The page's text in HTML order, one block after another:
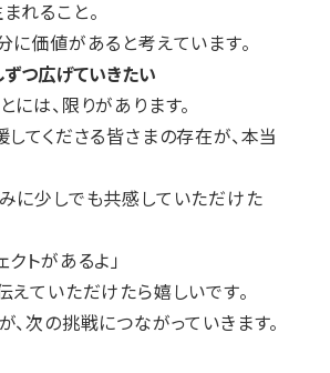
れること。
に価値があると考えています。
ずつ広げていきたい
には、限りがあります。
してくださる皆さまの存在が、本当
に少しでも共感していただけた
クトがあるよ」
えていただけたら嬉しいです。
、次の挑戦につながっていきます。